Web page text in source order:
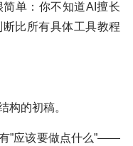
单：你不知道AI擅长
比所有具体工具教程
构的初稿。
”应该要做点什么”——